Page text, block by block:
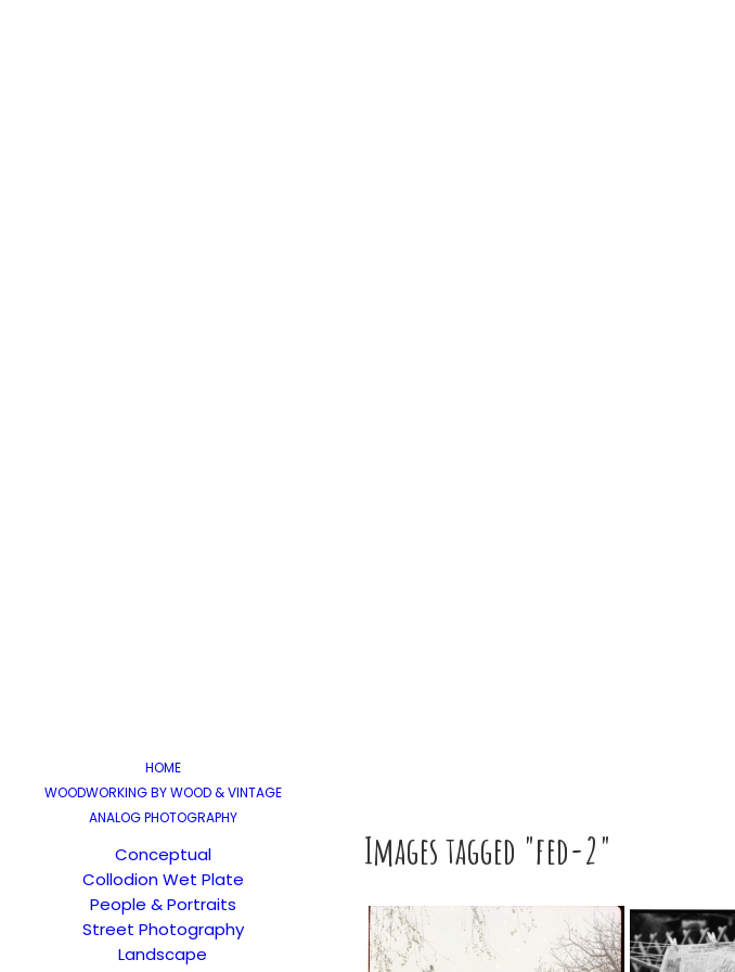
HOME
WOODWORKING BY WOOD & VINTAGE
ANALOG PHOTOGRAPHY
Conceptual
Collodion Wet Plate
People & Portraits
Street Photography
Landscape
Images tagged "fed-2"